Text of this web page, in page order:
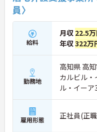
員〉
給料
月収 22.5
年収322万
勤務地
高知県 高
カルビル・
ル・イーア
ＪＲ土讃線
雇用形態 正社員(正